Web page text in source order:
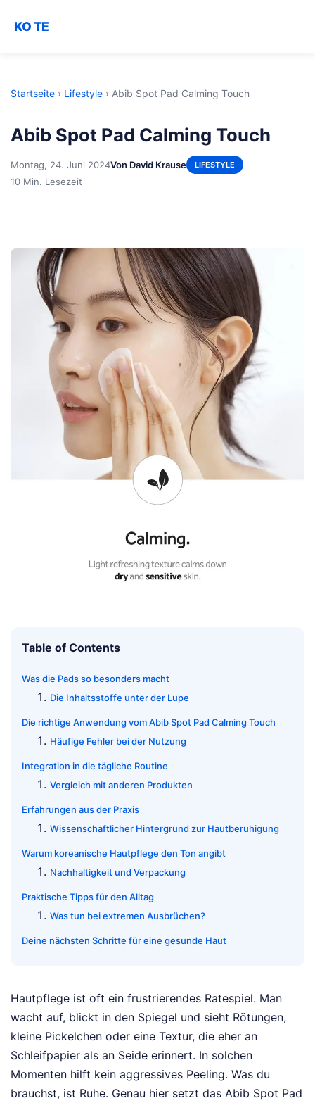
KO TE
Startseite › Lifestyle › Abib Spot Pad Calming Touch
Abib Spot Pad Calming Touch
Montag, 24. Juni 2024Von David Krause LIFESTYLE
10 Min. Lesezeit
Table of Contents
Was die Pads so besonders macht
Die Inhaltsstoffe unter der Lupe
Die richtige Anwendung vom Abib Spot Pad Calming Touch
Häufige Fehler bei der Nutzung
Integration in die tägliche Routine
Vergleich mit anderen Produkten
Erfahrungen aus der Praxis
Wissenschaftlicher Hintergrund zur Hautberuhigung
Warum koreanische Hautpflege den Ton angibt
Nachhaltigkeit und Verpackung
Praktische Tipps für den Alltag
Was tun bei extremen Ausbrüchen?
Deine nächsten Schritte für eine gesunde Haut
Hautpflege ist oft ein frustrierendes Ratespiel. Man
wacht auf, blickt in den Spiegel und sieht Rötungen,
kleine Pickelchen oder eine Textur, die eher an
Schleifpapier als an Seide erinnert. In solchen
Momenten hilft kein aggressives Peeling. Was du
brauchst, ist Ruhe. Genau hier setzt das Abib Spot Pad